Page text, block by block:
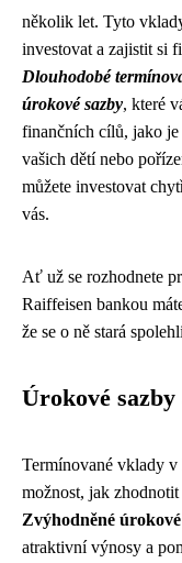
několik let. Tyto
investovat a zajistit si
Dlouhodobé
úrokové sazby, které
finančních cílů, jako
vašich dětí nebo
můžete investovat
vás.
Ať už se rozhodnete
Raiffeisen bankou
že se o ně stará
Úrokové sazby
Termínované vklady v
možnost, jak
Zvýhodněné
atraktivní výnosy a